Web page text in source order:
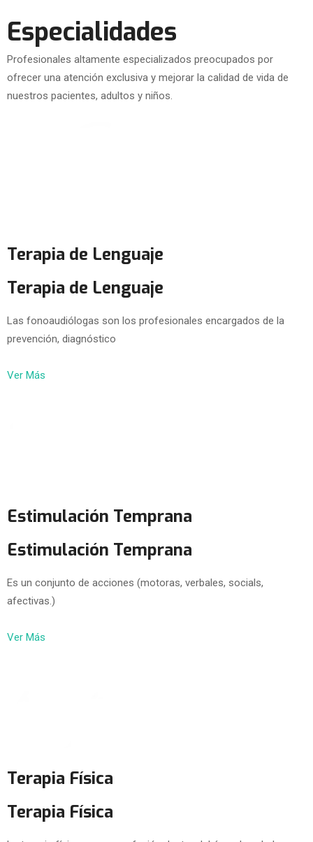
Especialidades
Profesionales altamente especializados preocupados por
ofrecer una atención exclusiva y mejorar la calidad de vida de
nuestros pacientes, adultos y niños.
Terapia de Lenguaje
Terapia de Lenguaje
Las fonoaudiólogas son los profesionales encargados de la
prevención, diagnóstico
Ver Más
Estimulación Temprana
Estimulación Temprana
Es un conjunto de acciones (motoras, verbales, socials,
afectivas.)
Ver Más
Terapia Física
Terapia Física